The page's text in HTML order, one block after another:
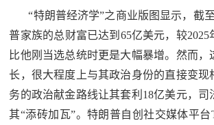
文
旅
于
们
“特朗普经济学”之商业版图显示，截
普家族的总财富已达到65亿美元，较2025
比他刚当选总统时更是大幅暴增。然而，
长，很大程度上与其政治身份的直接变现
务的政治献金路线让其套利18亿美元，司
其“添砖加瓦”。特朗普自创社交媒体平台